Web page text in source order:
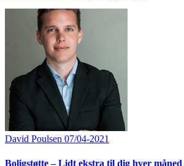
David Poulsen 07/04-2021
Boligstøtte – Lidt ekstra til dig hver måned